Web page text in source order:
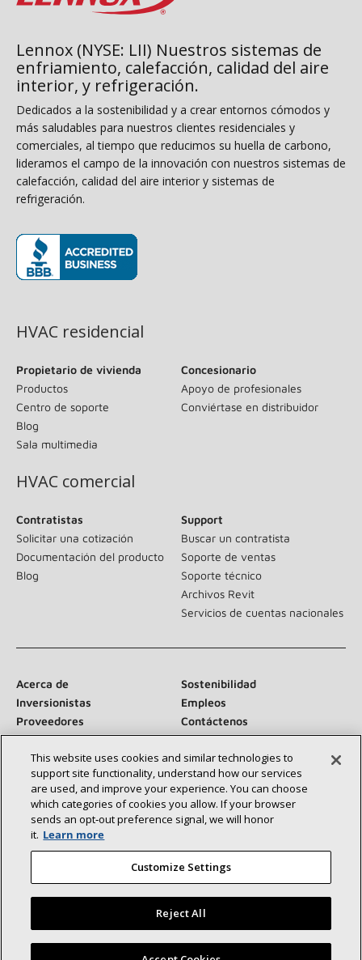
Lennox (NYSE: LII) Nuestros sistemas de
enfriamiento, calefacción, calidad del aire
interior, y refrigeración.
Dedicados a la sostenibilidad y a crear entornos cómodos y
más saludables para nuestros clientes residenciales y
comerciales, al tiempo que reducimos su huella de carbono,
lideramos el campo de la innovación con nuestros sistemas de
calefacción, calidad del aire interior y sistemas de
refrigeración.
HVAC residencial
Propietario de vivienda
Productos
Centro de soporte
Blog
Sala multimedia
Concesionario
Apoyo de profesionales
Conviértase en distribuidor
HVAC comercial
Contratistas
Solicitar una cotización
Documentación del producto
Blog
Support
Buscar un contratista
Soporte de ventas
Soporte técnico
Archivos Revit
Servicios de cuentas nacionales
Acerca de
Sostenibilidad
Inversionistas
Empleos
Proveedores
Contáctenos
Sala de prensa
Conéctese con nosotros:
©2026 Lennox International Inc.
Declaración de accesibilidad
Privacidad
This website uses cookies and similar technologies to
support site functionality, understand how our services
are used, and improve your experience. You can choose
which categories of cookies you allow. If your browser
sends an opt‑out preference signal, we will honor
it. Learn more
Customize Settings
Reject All